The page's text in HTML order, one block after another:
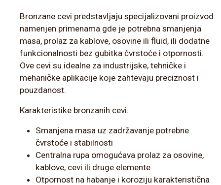
Bronzane cevi predstavljaju specijalizovani proizvod
namenjen primenama gde je potrebna smanjenja
masa, prolaz za kablove, osovine ili fluid, ili dodatne
funkcionalnosti bez gubitka čvrstoće i otpornosti.
Ove cevi su idealne za industrijske, tehničke i
mehaničke aplikacije koje zahtevaju preciznost i
pouzdanost.
Karakteristike bronzanih cevi:
Smanjena masa uz zadržavanje potrebne
čvrstoće i stabilnosti
Centralna rupa omogućava prolaz za osovine,
kablove, cevi ili druge elemente
Otpornost na habanje i koroziju karakteristična